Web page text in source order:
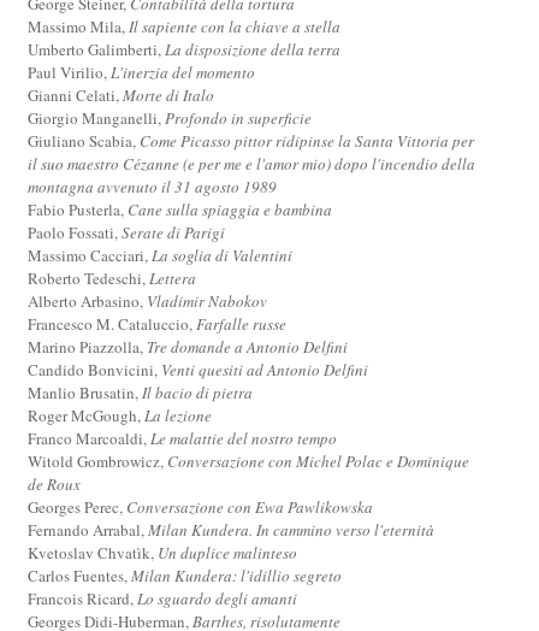
Massimo Mila,Il sapiente con la chiave a stella
Umberto Galimberti,La disposizione della terra
Paul Virilio,L'inerzia del momento
Gianni Celati,Morte di Italo
Giorgio Manganelli,Profondo in superficie
Giuliano Scabia, Come Picasso pittor ridipinse la Santa Vittoria per
il suo maestro Cézanne (e per me e l'amor mio) dopo l'incendio della
montagna avvenuto il 31 agosto 1989
Fabio Pusterla, Cane sulla spiaggia e bambina
Paolo Fossati,Serate di Parigi
Massimo Cacciari,La soglia di Valentini
Roberto Tedeschi,Lettera
Alberto Arbasino, Vladimir Nabokov
Francesco M. Cataluccio,Farfalle russe
Marino Piazzolla, Tre domande a Antonio Delfini
Candido Bonvicini, Venti quesiti ad Antonio Delfini
Manlio Brusatin,Il bacio di pietra
Roger McGough,La lezione
Franco Marcoaldi,Le malattie del nostro tempo
Witold Gombrowicz, Conversazione con Michel Polac e Dominique
de Roux
Georges Perec, Conversazione con Ewa Pawlikowska
Fernando Arrabal,Milan Kundera. In cammino verso l'eternità
Kvetoslav Chvatìk, Un duplice malinteso
Carlos Fuentes,Milan Kundera: l'idillio segreto
Francois Ricard,Lo sguardo degli amanti
Georges Didi-Huberman,Barthes, risolutamente